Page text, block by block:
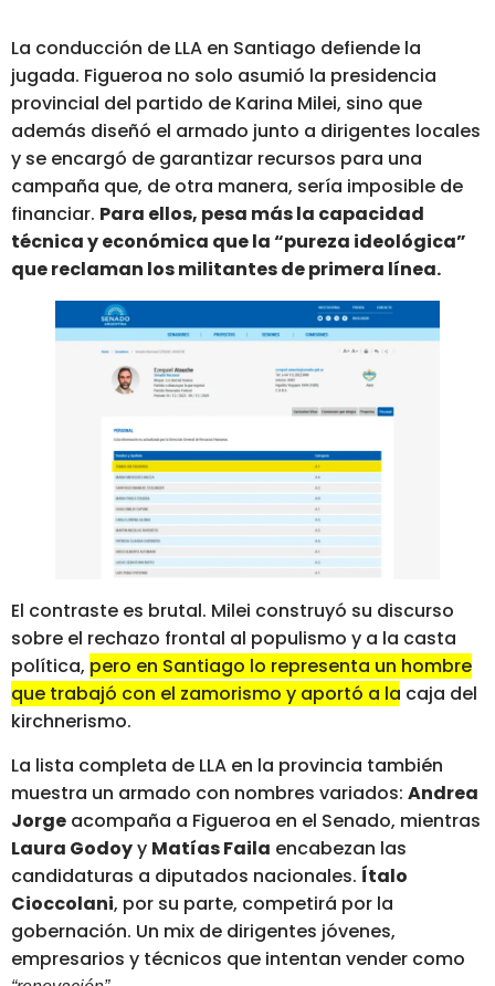
La conducción de LLA en Santiago defiende la
jugada. Figueroa no solo asumió la presidencia
provincial del partido de Karina Milei, sino que
además diseñó el armado junto a dirigentes locales
y se encargó de garantizar recursos para una
campaña que, de otra manera, sería imposible de
financiar. Para ellos, pesa más la capacidad
técnica y económica que la “pureza ideológica”
que reclaman los militantes de primera línea.
El contraste es brutal. Milei construyó su discurso
sobre el rechazo frontal al populismo y a la casta
política, pero en Santiago lo representa un hombre
que trabajó con el zamorismo y aportó a la caja del
kirchnerismo.
La lista completa de LLA en la provincia también
muestra un armado con nombres variados: Andrea
Jorge acompaña a Figueroa en el Senado, mientras
Laura Godoyy Matías Faila encabezan las
candidaturas a diputados nacionales. Ítalo
Cioccolani, por su parte, competirá por la
gobernación. Un mix de dirigentes jóvenes,
empresarios y técnicos que intentan vender como